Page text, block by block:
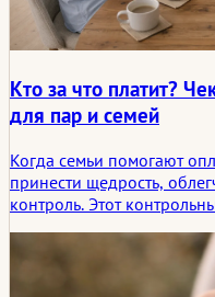
Кто за что платит?
для пар и семей
Когда семьи помогают
принести щедрость,
контроль. Этот
финансовая поддержка